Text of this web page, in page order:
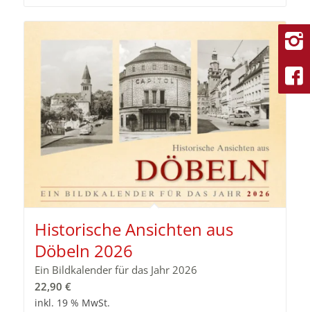
Historische Ansichten aus
Döbeln 2026
Ein Bildkalender für das Jahr 2026
22,90 €
inkl. 19 % MwSt.